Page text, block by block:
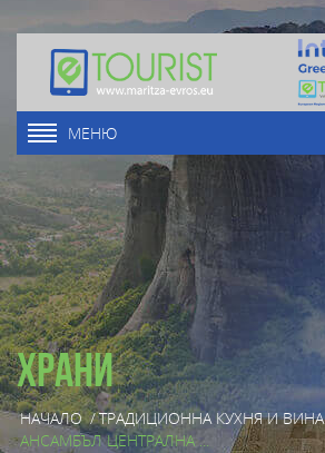
МЕНЮ
Храни
НАЧАЛО/ТРАДИЦИОННА КУХНЯ И ВИНА
АНСАМБЪЛ ЦЕНТРАЛНА ...